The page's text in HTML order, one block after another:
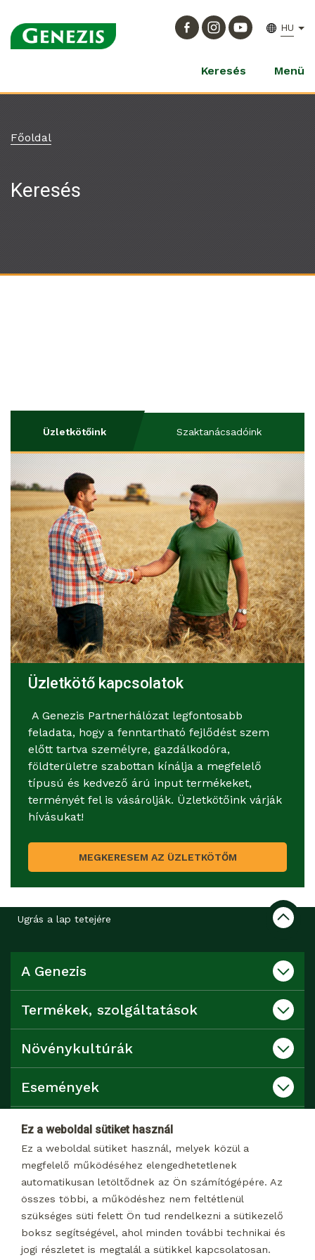
Ez a weboldal sütiket használ
Ez a weboldal sütiket használ, melyek közül a
megfelelő működéséhez elengedhetetlenek
automatikusan letöltődnek az Ön számítógépére. Az
összes többi, a működéshez nem feltétlenül
szükséges süti felett Ön tud rendelkezni a sütikezelő
boksz segítségével, ahol minden további technikai és
jogi részletet is megtalál a sütikkel kapcsolatosan.
HU
Keresés Menü
Főoldal
Keresés
Üzletkötőink Szaktanácsadóink
Üzletkötő kapcsolatok
A Genezis Partnerhálózat legfontosabb
feladata, hogy a fenntartható fejlődést szem
előtt tartva személyre, gazdálkodóra,
földterületre szabottan kínálja a megfelelő
típusú és kedvező árú input termékeket,
terményét fel is vásárolják. Üzletkötőink várják
hívásukat!
MEGKERESEM AZ ÜZLETKÖTŐM
Ugrás a lap tetejére
A Genezis
Termékek, szolgáltatások
Növénykultúrák
Események
Katalógusok
Kapcsolat
Dokumentumtár